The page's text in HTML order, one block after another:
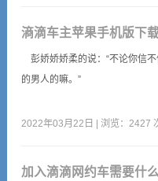
滳滴车主苹果手机版下
彭娇娇娇柔的说：“不论你信
的男人的嘛。”
2022年03月22日 | 浏览：2427
加入滴滴网约车需要什